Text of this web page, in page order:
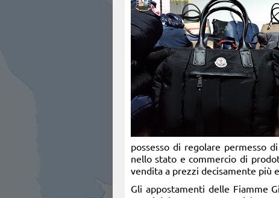
possesso di regolare permesso
nello stato e commercio di
vendita a prezzi decisamente più
Gli appostamenti delle Fiamme